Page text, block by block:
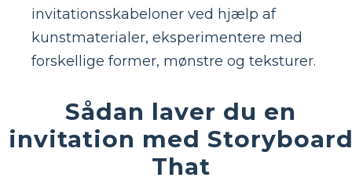
invitationsskabeloner ved hjælp af
kunstmaterialer, eksperimentere med
forskellige former, mønstre og teksturer.
Sådan laver du en
invitation med
That